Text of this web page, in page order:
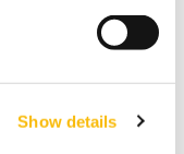
Show details